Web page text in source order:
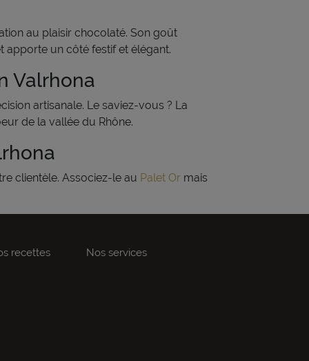
au plaisir chocolaté. Son goût
apporte un côté festif et élégant.
Valrhona
artisanale. Le saviez-vous ? La
de la vallée du Rhône.
clientèle. Associez-le au Palet Or mais
recettes Nos services